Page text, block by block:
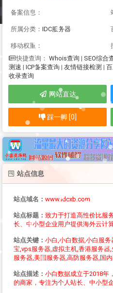
备案信息：
所属分类： IDC服务器
移动权重：
快捷查询： Whois查询 | SEO综合
测速 | ICP备案查询 | 友情链接检测 |
收录查询
网站直达
踩一脚 [0]
站点信息
站点域名： www.idcxb.com
站点标题： 致力于打造高性价比服
长、中小型企业用户提供海外云计
站点关键： 小白,小白数据,小白服
宝,vps服务器,虚拟主机,香港服务
服务器,美国服务器,高防服务器,国
站点描述： 小白数据成立于2018年
的商家，专注为个人站长、中小型